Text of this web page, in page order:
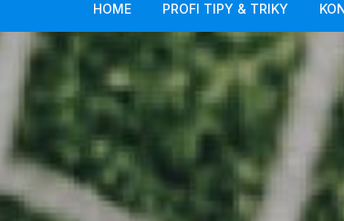
HOME PROFI TIPY & TRIKY